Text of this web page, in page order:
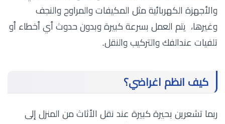
والأجهزة الكهربائية مثل المكيفات والمراوح والنجف
وغيرها، يتم العمل بسرعة كبيرة وبدون حدوث أي أخطاء أو
تلفيات عندالفك والتركيب والنقل.
كيف انظم اغراضي؟
ربما تشعرين بحيرة كبيرة عند نقل الأثاث من المنزل إلى